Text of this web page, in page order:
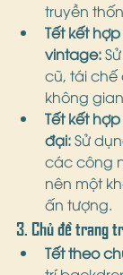
truyền
Tết kết
vintage:
cũ, tái chế
không
Tết kết
đại: Sử
các công
nên một
ấn tượng.
3. Chủ đề trang
Tết theo